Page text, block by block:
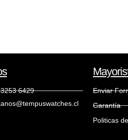
6429
Enviar
Garantía
Politicas